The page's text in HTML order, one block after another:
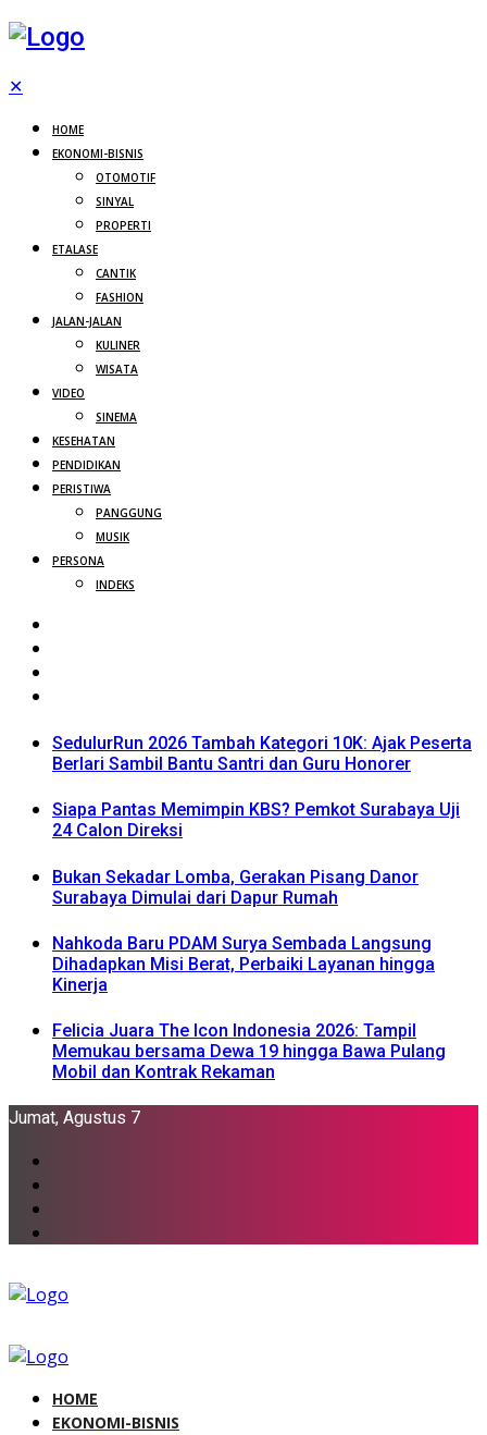
✕
HOME
EKONOMI-BISNIS
OTOMOTIF
SINYAL
PROPERTI
ETALASE
CANTIK
FASHION
JALAN-JALAN
KULINER
WISATA
VIDEO
SINEMA
KESEHATAN
PENDIDIKAN
PERISTIWA
PANGGUNG
MUSIK
PERSONA
INDEKS
SedulurRun 2026 Tambah Kategori 10K: Ajak Peserta
Berlari Sambil Bantu Santri dan Guru Honorer
Siapa Pantas Memimpin KBS? Pemkot Surabaya Uji
24 Calon Direksi
Bukan Sekadar Lomba, Gerakan Pisang Danor
Surabaya Dimulai dari Dapur Rumah
Nahkoda Baru PDAM Surya Sembada Langsung
Dihadapkan Misi Berat, Perbaiki Layanan hingga
Kinerja
Felicia Juara The Icon Indonesia 2026: Tampil
Memukau bersama Dewa 19 hingga Bawa Pulang
Mobil dan Kontrak Rekaman
Jumat, Agustus 7
HOME
EKONOMI-BISNIS